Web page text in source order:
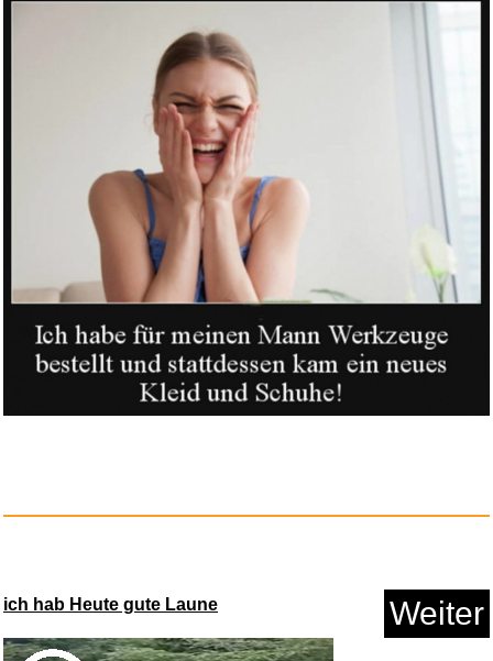
Echte FPS-Waffenschieß-K...
ich hab Heute gute Laune Weiter